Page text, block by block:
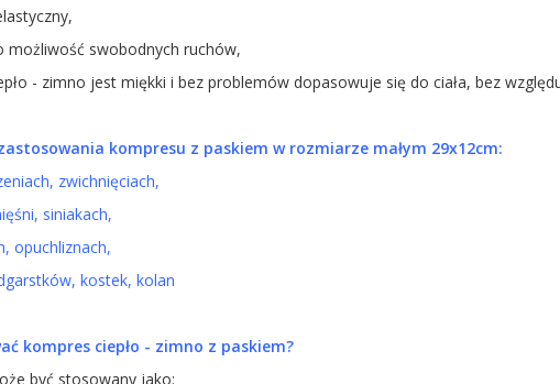
możliwość swobodnych ruchów,
- zimno jest miękki i bez problemów dopasowuje się do ciała, bez
kompresu z paskiem w rozmiarze małym 29x12cm:
zwichnięciach,
siniakach,
opuchliznach,
kostek, kolan
kompres ciepło - zimno z paskiem?
być stosowany jako: